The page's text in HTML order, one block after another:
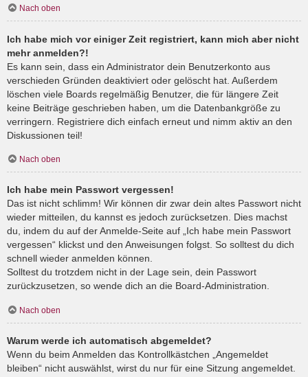
Nach oben
Ich habe mich vor einiger Zeit registriert, kann mich aber nicht
mehr anmelden?!
Es kann sein, dass ein Administrator dein Benutzerkonto aus
verschieden Gründen deaktiviert oder gelöscht hat. Außerdem
löschen viele Boards regelmäßig Benutzer, die für längere Zeit
keine Beiträge geschrieben haben, um die Datenbankgröße zu
verringern. Registriere dich einfach erneut und nimm aktiv an den
Diskussionen teil!
Nach oben
Ich habe mein Passwort vergessen!
Das ist nicht schlimm! Wir können dir zwar dein altes Passwort nicht
wieder mitteilen, du kannst es jedoch zurücksetzen. Dies machst
du, indem du auf der Anmelde-Seite auf „Ich habe mein Passwort
vergessen“ klickst und den Anweisungen folgst. So solltest du dich
schnell wieder anmelden können.
Solltest du trotzdem nicht in der Lage sein, dein Passwort
zurückzusetzen, so wende dich an die Board-Administration.
Nach oben
Warum werde ich automatisch abgemeldet?
Wenn du beim Anmelden das Kontrollkästchen „Angemeldet
bleiben“ nicht auswählst, wirst du nur für eine Sitzung angemeldet.